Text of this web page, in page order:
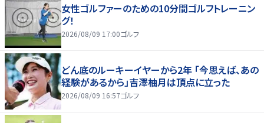
女性ゴルファーのための10分間ゴルフトレーニン
グ！
2026/08/09 17:00ゴルフ
どん底のルーキーイヤーから2年 「今思えば、あの
経験があるから」吉澤柚月は頂点に立った
2026/08/09 16:57ゴルフ